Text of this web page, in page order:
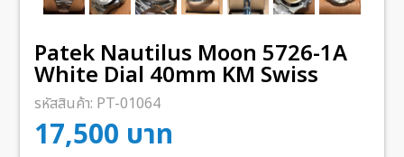
Patek Nautilus Moon 5726-1A
White Dial 40mm KM Swiss
รหัสสินค้า: PT-01064
17,500 บาท